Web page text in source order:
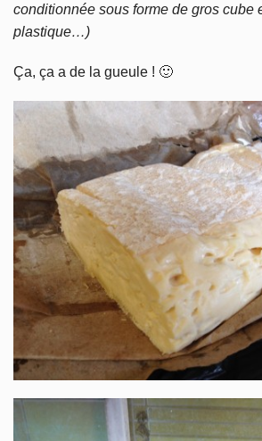
conditionnée sous forme de gros cube
plastique…)
Ça, ça a de la gueule ! 🙂